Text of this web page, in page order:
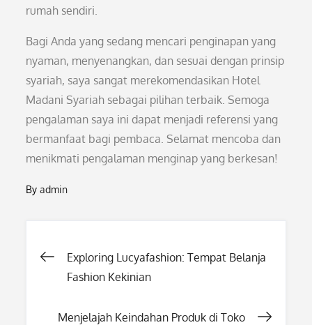
rumah sendiri.
Bagi Anda yang sedang mencari penginapan yang
nyaman, menyenangkan, dan sesuai dengan prinsip
syariah, saya sangat merekomendasikan Hotel
Madani Syariah sebagai pilihan terbaik. Semoga
pengalaman saya ini dapat menjadi referensi yang
bermanfaat bagi pembaca. Selamat mencoba dan
menikmati pengalaman menginap yang berkesan!
Byadmin
Post
Exploring Lucyafashion: Tempat Belanja
Fashion Kekinian
Menjelajah Keindahan Produk di Toko